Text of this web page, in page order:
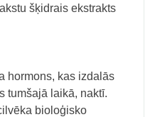
šķidrais ekstrakts
hormons, kas izdalās
tumšajā laikā, naktī.
bioloģisko